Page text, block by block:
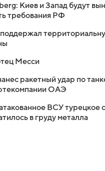
Киев и Запад будут
требования РФ
Месси
ракетный удар по
ОАЭ
ВСУ турецкое
в груду металла